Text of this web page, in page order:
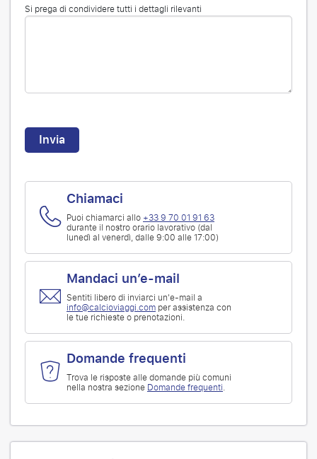
Si prega di condividere tutti i dettagli rilevanti
Invia
Chiamaci
Puoi chiamarci allo+33 9 70 01 91 63
durante il nostro orario lavorativo (dal
lunedì al venerdì, dalle 9:00 alle 17:00)
Mandaci un’e-mail
Sentiti libero di inviarci un'e-mail a
info@calcioviaggi.comper assistenza con
le tue richieste o prenotazioni.
Domande frequenti
Trova le risposte alle domande più comuni
nella nostra sezioneDomande frequenti.